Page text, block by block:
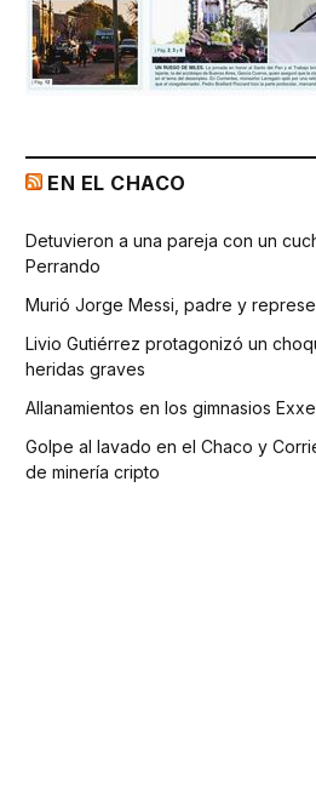
EN EL CHACO
Detuvieron a una pareja con un
Perrando
Murió Jorge Messi, padre y
Livio Gutiérrez protagonizó un
heridas graves
Allanamientos en los gimnasios
Golpe al lavado en el Chaco y
de minería cripto